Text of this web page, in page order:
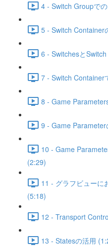
4 - Switch Groupで
5 - Switch Container
6 - Switchesと
7 - Switch Container
8 - Game
9 - Game
10 - Game
(2:29)
11 - グラフビューに
(5:18)
12 - Transport
13 - Statesの活用